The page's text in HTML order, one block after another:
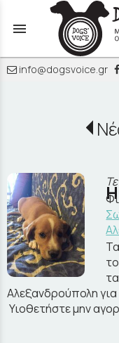
menu
info@dogsvoice.gr
Αλεξανδρούπολη για
Υιοθετήστε μην